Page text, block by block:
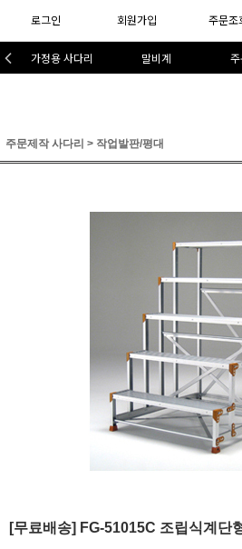
로그인 회원가입 주문조
가정용 사다리 말비계
주문제작 사다리 > 작업발판/평대
[무료배송] FG-51015C 조립식계단